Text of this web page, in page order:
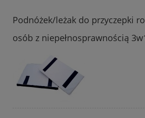
Podnóżek/leżak do przyczepki
osób z niepełnosprawnością